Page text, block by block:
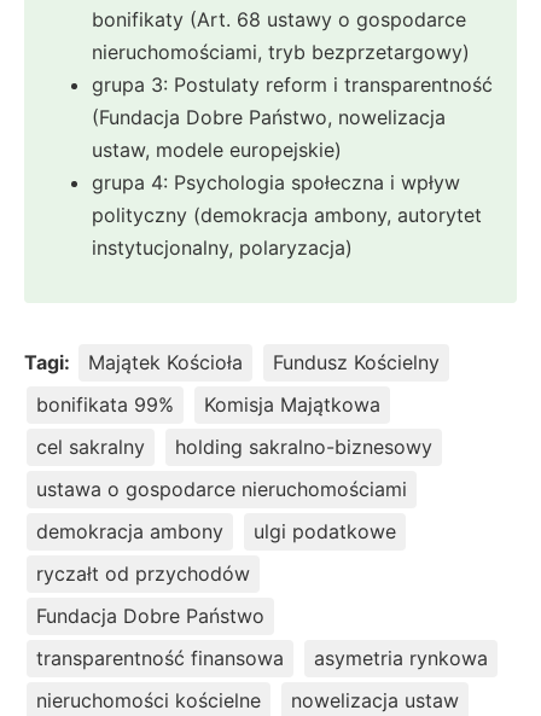
bonifikaty (Art. 68 ustawy o gospodarce
nieruchomościami, tryb bezprzetargowy)
grupa 3: Postulaty reform i transparentność
(Fundacja Dobre Państwo, nowelizacja
ustaw, modele europejskie)
grupa 4: Psychologia społeczna i wpływ
polityczny (demokracja ambony, autorytet
instytucjonalny, polaryzacja)
Tagi: Majątek Kościoła
Fundusz Kościelny
bonifikata 99%
Komisja Majątkowa
cel sakralny
holding sakralno-biznesowy
ustawa o gospodarce nieruchomościami
demokracja ambony
ulgi podatkowe
ryczałt od przychodów
Fundacja Dobre Państwo
transparentność finansowa
asymetria rynkowa
nieruchomości kościelne
nowelizacja ustaw